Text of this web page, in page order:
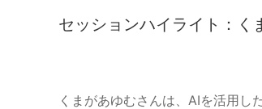
セッションハイライト：く
くまがあゆむさんは、AIを活用し